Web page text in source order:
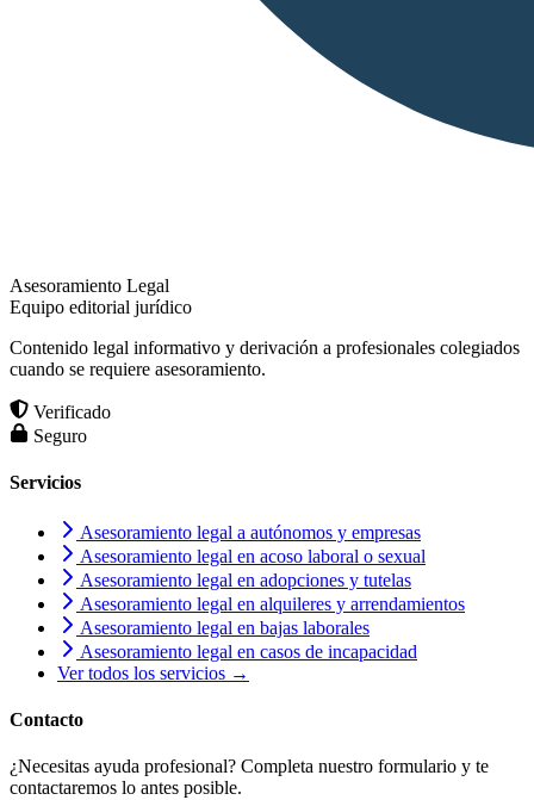
Asesoramiento Legal
Equipo editorial jurídico
Contenido legal informativo y derivación a profesionales colegiados
cuando se requiere asesoramiento.
Verificado
Seguro
Servicios
Asesoramiento legal a autónomos y empresas
Asesoramiento legal en acoso laboral o sexual
Asesoramiento legal en adopciones y tutelas
Asesoramiento legal en alquileres y arrendamientos
Asesoramiento legal en bajas laborales
Asesoramiento legal en casos de incapacidad
Ver todos los servicios →
Contacto
¿Necesitas ayuda profesional? Completa nuestro formulario y te
contactaremos lo antes posible.